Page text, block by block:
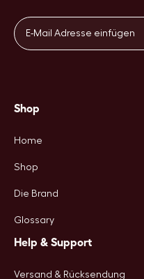
Email
Shop
Home
Shop
Die Brand
Glossary
Help & Support
Versand & Rücksendung